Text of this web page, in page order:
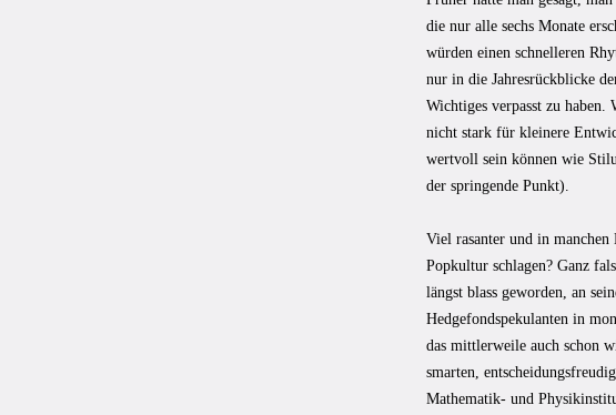
die nur alle sechs Monate
würden einen schnelleren
nur in die Jahresrückblicke
Wichtiges verpasst zu
nicht stark für kleinere
wertvoll sein können wie
der springende Punkt).
Viel rasanter und in manchen
Popkultur schlagen? Ganz
längst blass geworden, an
Hedgefondspekulanten in
das mittlerweile auch schon
smarten,
Mathematik- und